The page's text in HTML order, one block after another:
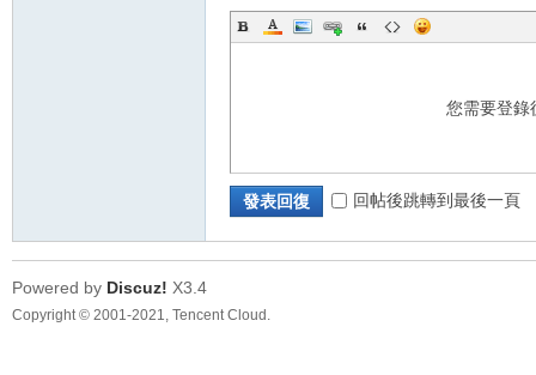
您需要登
發表回復 回帖後跳轉到最後一頁
Powered by Discuz! X3.4
Copyright © 2001-2021, Tencent Cloud.